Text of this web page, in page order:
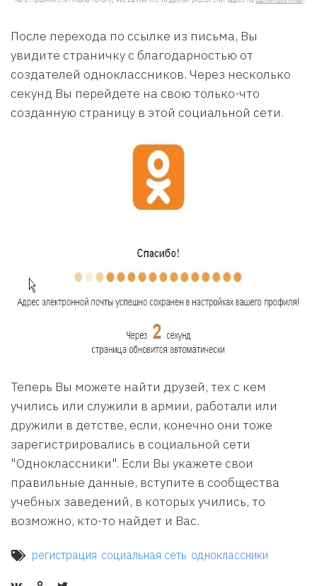
После перехода по ссылке из письма, Вы
увидите страничку с благодарностью от
создателей одноклассников. Через несколько
секунд Вы перейдете на свою только-что
созданную страницу в этой социальной сети.
Теперь Вы можете найти друзей, тех с кем
учились или служили в армии, работали или
дружили в детстве, если, конечно они тоже
зарегистрировались в социальной сети
"Одноклассники". Если Вы укажете свои
правильные данные, вступите в сообщества
учебных заведений, в которых учились, то
возможно, кто-то найдет и Вас.
регистрация социальная сеть одноклассники